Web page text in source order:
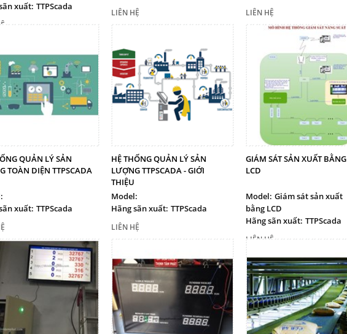
xuất: TTPScada
LIÊN HỆ LIÊN HỆ
QUẢN LÝ SẢN
TOÀN DIỆN TTPSCADA
xuất: TTPScada
HỆ THỐNG QUẢN LÝ SẢN
LƯỢNG TTPSCADA - GIỚI
THIỆU
Model:
Hãng sãn xuất: TTPScada
LIÊN HỆ
GIÁM SÁT SẢN XUẤT BẰNG
LCD
Model: Giám sát sản xuất
bằng LCD
Hãng sãn xuất: TTPScada
LIÊN HỆ